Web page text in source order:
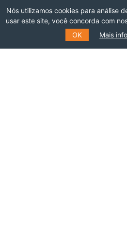
Nós utilizamos cookies para análise
usar este site, você concorda com
OK
Mais